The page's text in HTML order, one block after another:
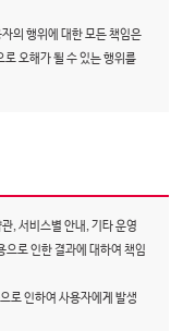
의 행위에 대한 모든 책임은
오해가 될 수 있는 행위를
, 서비스별 안내, 기타 운영
으로 인한 결과에 대하여 책임
로 인하여 사용자에게 발생